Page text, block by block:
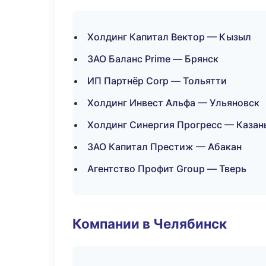
Холдинг Капитал Вектор — Кызыл
ЗАО Баланс Prime — Брянск
ИП Партнёр Corp — Тольятти
Холдинг Инвест Альфа — Ульяновск
Холдинг Синергия Прогресс —
ЗАО Капитал Престиж — Абакан
Агентство Профит Group — Тверь
Компании в Челябинск